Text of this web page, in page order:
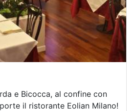
e Bicocca, al confine con
il ristorante Eolian Milano!